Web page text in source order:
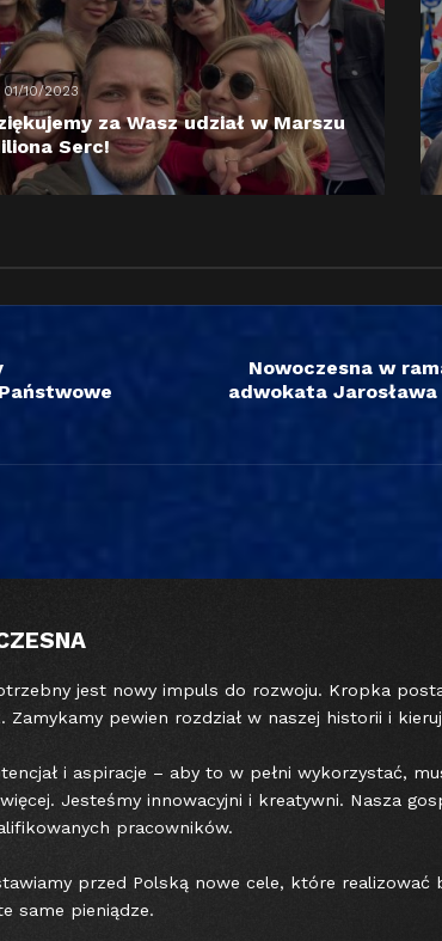
01/10/2023
za Wasz udział w Marszu
Serc!
Nowoczesna w
adwokata
jest nowy impuls do rozwoju. Kropka
Zamykamy pewien rozdział w naszej historii i
i aspiracje – aby to w pełni wykorzystać,
Jesteśmy innowacyjni i kreatywni. Nasza
pracowników.
przed Polską nowe cele, które
same pieniądze.